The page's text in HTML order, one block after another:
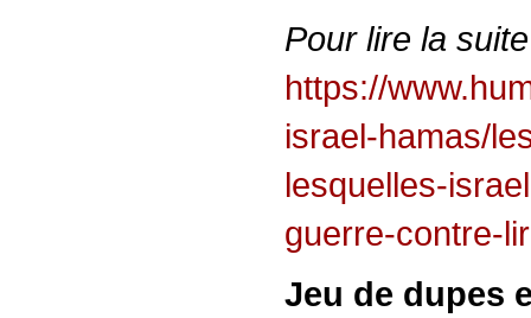
Pour lire la suite
https://
israel-hamas/
lesquelles-
guerre-contre-
Jeu de dupes